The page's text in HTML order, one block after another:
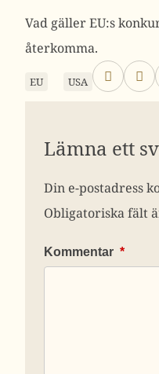
Vad gäller EU:s
återkomma.
EU USA
Lämna ett
Din e-postadress
Obligatoriska fält
Kommentar *